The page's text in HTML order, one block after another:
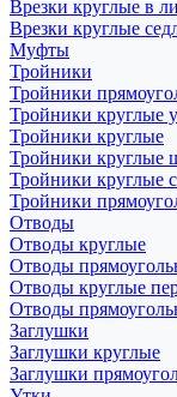
Врезки круглые в
Врезки круглые
Муфты
Тройники
Тройники
Тройники круглые
Тройники круглые
Тройники круглые
Тройники круглые
Тройники
Отводы
Отводы круглые
Отводы
Отводы круглые
Отводы
Заглушки
Заглушки круглые
Заглушки